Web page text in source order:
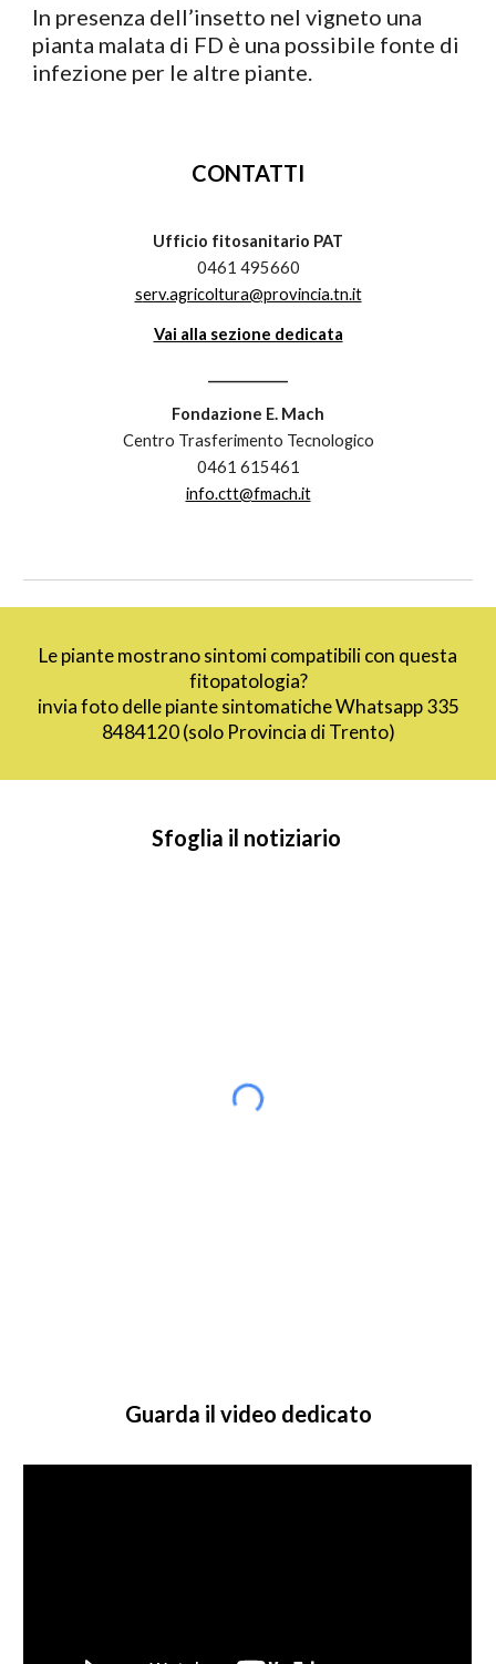
In presenza dell’insetto nel vigneto una
pianta malata di FD è una possibile fonte di
infezione per le altre piante.
CONTATTI
Ufficio fitosanitario PAT
0461 495660
serv.agricoltura@provincia.tn.it
Vai alla sezione dedicata
Fondazione E. Mach
Centro Trasferimento Tecnologico
0461 615461
info.ctt@fmach.it
Le piante mostrano sintomi compatibili con questa
fitopatologia?
invia foto delle piante sintomatiche Whatsapp 335
8484120 (solo Provincia di Trento)
Sfoglia il notiziario
Guarda il video dedicato